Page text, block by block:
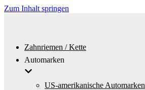
Zum Inhalt springen
Zahnriemen / Kette
Automarken
US-amerikanische Automarken